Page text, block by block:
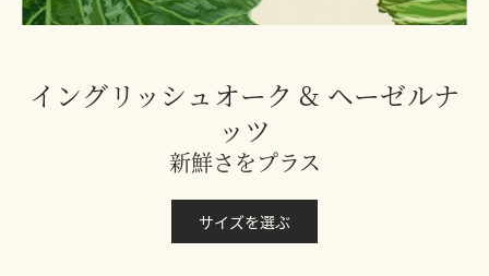
イングリッシュオーク & ヘーゼルナ
ッツ
新鮮さをプラス
サイズを選ぶ